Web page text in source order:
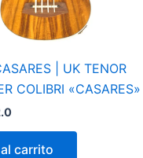
| UK TENOR
COLIBRI «CASARES»
carrito